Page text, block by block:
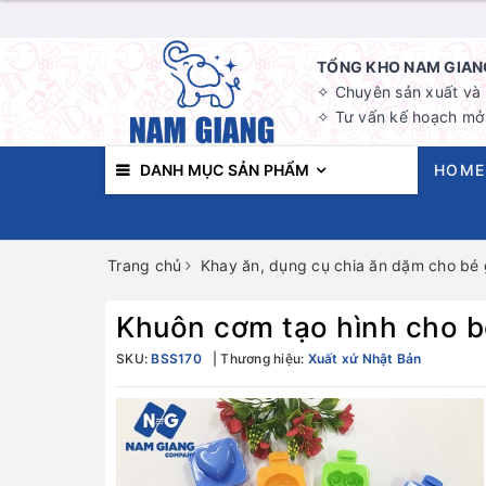
TỔNG KHO NAM
✧ Chuyên sản xuất
✧ Tư vấn kế hoạch
DANH MỤC SẢN PHẨM HOME
Trang chủ Khay ăn, dụng cụ chia ăn dặm cho bé
Khuôn cơm tạo hình cho
SKU:BSS170 Thương hiệu: Xuất xứ Nhật Bản